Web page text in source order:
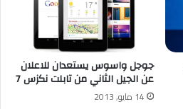
جوجل واسوس يستعدان للاعلان
عن الجيل الثاني من تابلت نكزس 7
14 مايو, 2013